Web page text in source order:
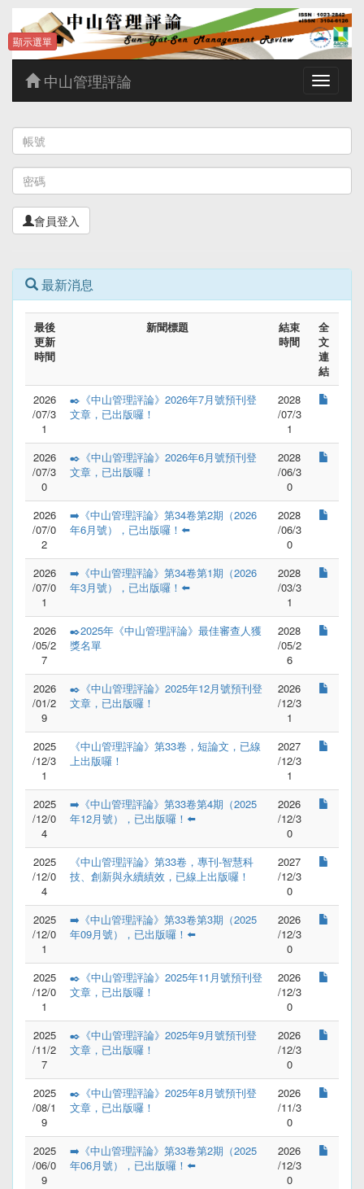
Toggle
中山管理評論
會員登入
顯示選單
最新消息
最後
更新
時間
新聞標題
結束
時間
全
文
連
結
2026
/07/3
1
✒️《中山管理評論》2026年7月號預刊登
文章，已出版囉！
2028
/07/3
1
2026
/07/3
0
✒️《中山管理評論》2026年6月號預刊登
文章，已出版囉！
2028
/06/3
0
2026
/07/0
2
➡️《中山管理評論》第34卷第2期（2026
年6月號），已出版囉！⬅️
2028
/06/3
0
2026
/07/0
1
➡️《中山管理評論》第34卷第1期（2026
年3月號），已出版囉！⬅️
2028
/03/3
1
2026
/05/2
7
✒️2025年《中山管理評論》最佳審查人獲
獎名單
2028
/05/2
6
2026
/01/2
9
✒️《中山管理評論》2025年12月號預刊登
文章，已出版囉！
2026
/12/3
1
2025
/12/3
1
《中山管理評論》第33卷，短論文，已線
上出版囉！
2027
/12/3
1
2025
/12/0
4
➡️《中山管理評論》第33卷第4期（2025
年12月號），已出版囉！⬅️
2026
/12/3
0
2025
/12/0
4
《中山管理評論》第33卷，專刊-智慧科
技、創新與永續績效，已線上出版囉！
2027
/12/3
0
2025
/12/0
1
➡️《中山管理評論》第33卷第3期（2025
年09月號），已出版囉！⬅️
2026
/12/3
0
2025
/12/0
1
✒️《中山管理評論》2025年11月號預刊登
文章，已出版囉！
2026
/12/3
0
2025
/11/2
7
✒️《中山管理評論》2025年9月號預刊登
文章，已出版囉！
2026
/12/3
0
2025
/08/1
9
✒️《中山管理評論》2025年8月號預刊登
文章，已出版囉！
2026
/11/3
0
2025
/06/0
9
➡️《中山管理評論》第33卷第2期（2025
年06月號），已出版囉！⬅️
2026
/12/3
0